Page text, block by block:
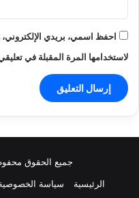
احفظ اسمي، بريدي الإلكتروني،
لاستخدامها المرة المقبلة في
جميع الحقوق محفوظة
الرئيسية
سياسة